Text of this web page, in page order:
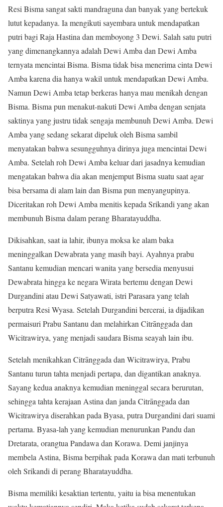
Resi Bisma sangat sakti mandraguna dan banyak yang bertekuk
lutut kepadanya. Ia mengikuti sayembara untuk mendapatkan
putri bagi Raja Hastina dan memboyong 3 Dewi. Salah satu putri
yang dimenangkannya adalah Dewi Amba dan Dewi Amba
ternyata mencintai Bisma. Bisma tidak bisa menerima cinta Dewi
Amba karena dia hanya wakil untuk mendapatkan Dewi Amba.
Namun Dewi Amba tetap berkeras hanya mau menikah dengan
Bisma. Bisma pun menakut-nakuti Dewi Amba dengan senjata
saktinya yang justru tidak sengaja membunuh Dewi Amba. Dewi
Amba yang sedang sekarat dipeluk oleh Bisma sambil
menyatakan bahwa sesungguhnya dirinya juga mencintai Dewi
Amba. Setelah roh Dewi Amba keluar dari jasadnya kemudian
mengatakan bahwa dia akan menjemput Bisma suatu saat agar
bisa bersama di alam lain dan Bisma pun menyangupinya.
Diceritakan roh Dewi Amba menitis kepada Srikandi yang akan
membunuh Bisma dalam perang Bharatayuddha.
Dikisahkan, saat ia lahir, ibunya moksa ke alam baka
meninggalkan Dewabrata yang masih bayi. Ayahnya prabu
Santanu kemudian mencari wanita yang bersedia menyusui
Dewabrata hingga ke negara Wirata bertemu dengan Dewi
Durgandini atau Dewi Satyawati, istri Parasara yang telah
berputra Resi Wyasa. Setelah Durgandini bercerai, ia dijadikan
permaisuri Prabu Santanu dan melahirkan Citrānggada dan
Wicitrawirya, yang menjadi saudara Bisma seayah lain ibu.
Setelah menikahkan Citrānggada dan Wicitrawirya, Prabu
Santanu turun tahta menjadi pertapa, dan digantikan anaknya.
Sayang kedua anaknya kemudian meninggal secara berurutan,
sehingga tahta kerajaan Astina dan janda Citrānggada dan
Wicitrawirya diserahkan pada Byasa, putra Durgandini dari suami
pertama. Byasa-lah yang kemudian menurunkan Pandu dan
Dretarata, orangtua Pandawa dan Korawa. Demi janjinya
membela Astina, Bisma berpihak pada Korawa dan mati terbunuh
oleh Srikandi di perang Bharatayuddha.
Bisma memiliki kesaktian tertentu, yaitu ia bisa menentukan